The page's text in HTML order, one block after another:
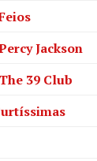
Jackson
39 Club